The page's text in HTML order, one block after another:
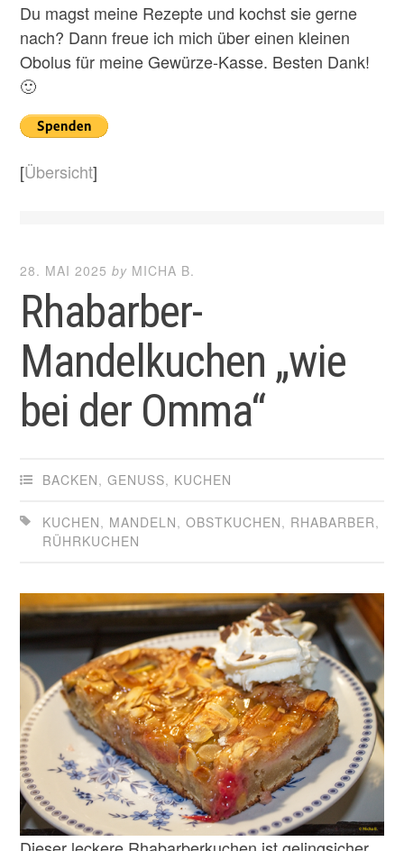
Du magst meine Rezepte und kochst sie gerne
nach? Dann freue ich mich über einen kleinen
Obolus für meine Gewürze-Kasse. Besten Dank!
🙂
[Übersicht]
28. MAI 2025 by MICHA B.
Rhabarber-
Mandelkuchen „wie
bei der Omma“
BACKEN,GENUSS, KUCHEN
KUCHEN, MANDELN,OBSTKUCHEN, RHABARBER,
RÜHRKUCHEN